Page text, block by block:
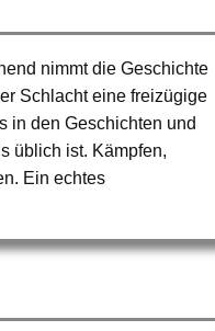
nimmt die Geschichte
Schlacht eine freizügige
in den Geschichten und
üblich ist. Kämpfen,
Ein echtes